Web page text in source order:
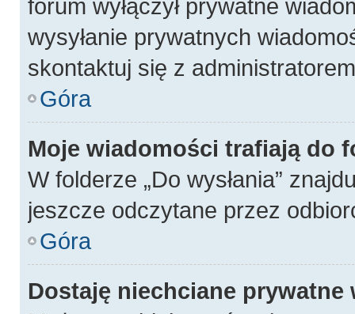
forum wyłączył prywatne
wysyłanie prywatnych
skontaktuj się z
Góra
Moje wiadomości trafiają do
W folderze „Do wysłania”
jeszcze odczytane przez
Góra
Dostaję niechciane prywatne